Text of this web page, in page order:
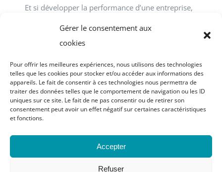
Gérer le consentement aux
cookies
Pour offrir les meilleures expériences, nous utilisons des technologies
telles que les cookies pour stocker et/ou accéder aux informations des
appareils. Le fait de consentir à ces technologies nous permettra de
traiter des données telles que le comportement de navigation ou les ID
uniques sur ce site. Le fait de ne pas consentir ou de retirer son
consentement peut avoir un effet négatif sur certaines caractéristiques
et fonctions.
Accepter
Refuser
Et si développer la performance d’une entreprise,
d’une association, d’un service public passait tout
simplement par le développement des talents
vous propose des formations-actions.
© Copyright 2023 - 2026 | site réalisé parGraphic
| Tous droits réservés |
Politique de confidentialité